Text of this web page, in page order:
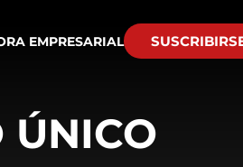
EMPRESARIAL
ÚNICO